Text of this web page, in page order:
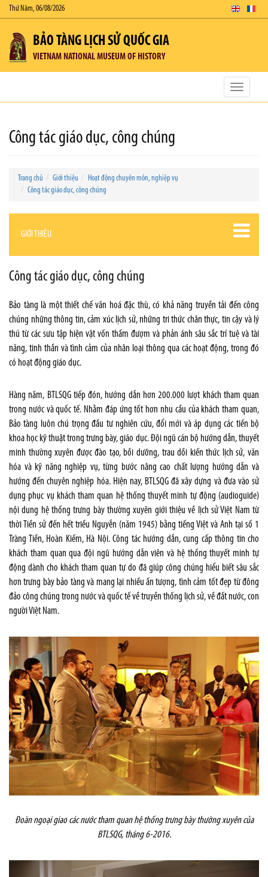
Thứ Năm, 06/08/2026
BẢO TÀNG LỊCH SỬ QUỐC GIA
VIETNAM NATIONAL MUSEUM OF HISTORY
Toggle
Công tác giáo dục, công chúng
Trang chủ Giới thiệu
Hoạt động chuyên môn, nghiệp vụ
Công tác giáo dục, công chúng
GIỚI THIỆU
Công tác giáo dục, công chúng
Bảo tàng là một thiết chế văn hoá đặc thù, có khả năng truyền tải đến công
chúng những thông tin, cảm xúc lịch sử, những tri thức chân thực, tin cậy và lý
thú từ các sưu tập hiện vật vốn thấm đượm và phản ánh sâu sắc trí tuệ và tài
năng, tinh thần và tình cảm của nhân loại thông qua các hoạt động, trong đó
có hoạt động giáo dục.
Hàng năm, BTLSQG tiếp đón, hướng dẫn hơn 200.000 lượt khách tham quan
trong nước và quốc tế. Nhằm đáp ứng tốt hơn nhu cầu của khách tham quan,
Bảo tàng luôn chú trọng đầu tư nghiên cứu, đổi mới và áp dụng các tiến bộ
khoa học kỹ thuật trong trưng bày, giáo dục. Đội ngũ cán bộ hướng dẫn, thuyết
minh thường xuyên được đào tạo, bồi dưỡng, trau dồi kiến thức lịch sử, văn
hóa và kỹ năng nghiệp vụ, từng bước nâng cao chất lượng hướng dẫn và
hướng đến chuyên nghiệp hóa. Hiện nay, BTLSQG đã xây dựng và đưa vào sử
dụng phục vụ khách tham quan hệ thống thuyết minh tự động (audioguide)
nội dung hệ thống trưng bày thường xuyên giới thiệu về lịch sử Việt Nam từ
thời Tiền sử đến hết triều Nguyễn (năm 1945) bằng tiếng Việt và Anh tại số 1
Tràng Tiền, Hoàn Kiếm, Hà Nội. Công tác hướng dẫn, cung cấp thông tin cho
khách tham quan qua đội ngũ hướng dẫn viên và hệ thống thuyết minh tự
động dành cho khách tham quan tự do đã giúp công chúng hiểu biết sâu sắc
hơn trưng bày bảo tàng và mang lại nhiều ấn tượng, tình cảm tốt đẹp từ đông
đảo công chúng trong nước và quốc tế về truyền thống lịch sử, về đất nước, con
người Việt Nam.
Đoàn ngoại giaocác nướctham quan hệ thống trưng bày thường xuyên của
BTLSQG, tháng 6-2016.